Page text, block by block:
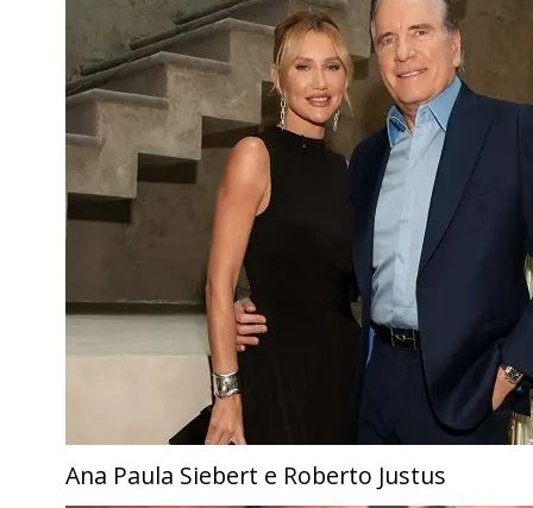
Ana Paula Siebert e Roberto Justus